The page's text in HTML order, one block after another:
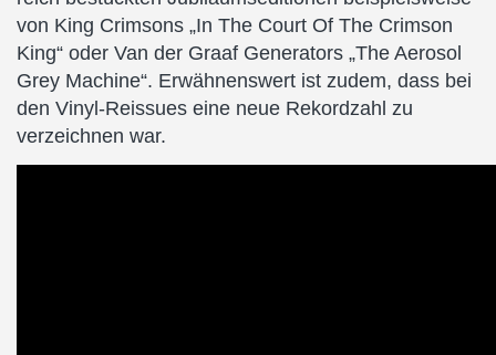
von King Crimsons „In The Court Of The Crimson
King“ oder Van der Graaf Generators „The Aerosol
Grey Machine“. Erwähnenswert ist zudem, dass bei
den Vinyl-Reissues eine neue Rekordzahl zu
verzeichnen war.